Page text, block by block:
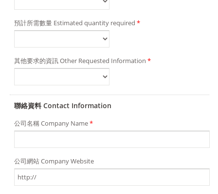
預計所需數量 Estimated quantity required *
其他要求的資訊 Other Requested Information *
聯絡資料 Contact Information
公司名稱 Company Name*
公司網站 Company Website